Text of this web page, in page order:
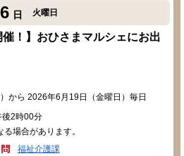
日 火曜日
催！】おひさまマルシェにお出
から 2026年6月19日（金曜日）毎日
2時00分
場合があります。
福祉介護課